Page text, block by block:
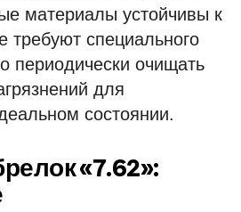
материалы устойчивы к
требуют специального
периодически очищать
для
состоянии.
«7.62»: